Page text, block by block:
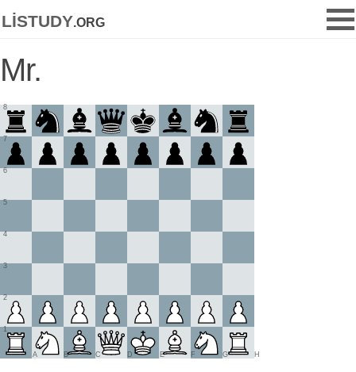
listudy.org
Mr.
1
2
3
4
5
6
7
8
A B C D E F G H